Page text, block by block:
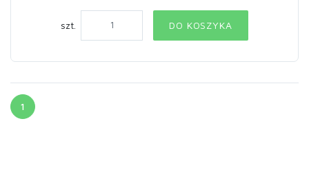
szt. DO KOSZYKA
1